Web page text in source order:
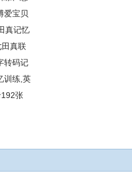
爱宝贝
真记忆
真联
转码记
训练,英
张